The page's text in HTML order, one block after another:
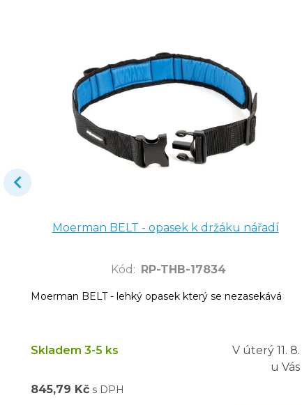
Moerman BELT - opasek k držáku nářadí
Kód : RP-THB-17834
Moerman BELT - lehký opasek který se nezasekává
Skladem 3-5 ks V úterý 11. 8.
u Vás
845,79 Kč s DPH